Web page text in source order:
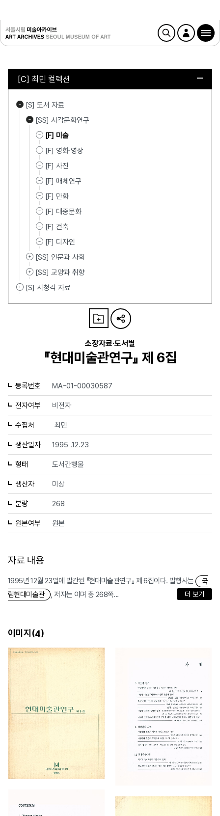
[C] 최민 컬렉션
[S] 도서 자료
[SS] 시각문화연구
[F] 미술
[F] 영화·영상
[F] 사진
[F] 매체연구
[F] 만화
[F] 대중문화
[F] 건축
[F] 디자인
[SS] 인문과 사회
[SS] 교양과 취향
[S] 시청각 자료
소장자료·도서별
『현대미술관연구』 제 6집
등록번호 MA-01-00030587
전자여부 비전자
수집처 최민
생산일자 1995 .12.23
형태 도서간행물
생산자 미상
분량 268
원본여부 원본
자료 내용
1995년 12월 23일에 발간된 『현대미술관연구』 제 6집이다. 발행사는
국
립현대미술관
, 저자는 이며 총 268쪽... 더 보기
이미지(4)